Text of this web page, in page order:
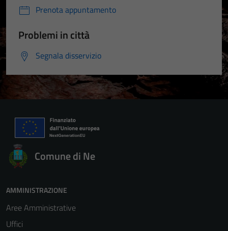
Prenota appuntamento
Problemi in città
Segnala disservizio
Comune di Ne
AMMINISTRAZIONE
Aree Amministrative
Uffici